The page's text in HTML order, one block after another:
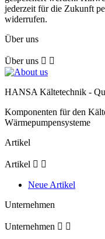
jederzeit für die Zukunft
widerrufen.
Über uns
Über uns  
HANSA Kältetechnik -
Komponenten für den
Wärmepumpensysteme
Artikel
Artikel  
Neue Artikel
Unternehmen
Unternehmen  